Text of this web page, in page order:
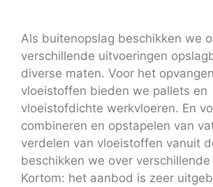
Als buitenopslag beschikken we
verschillende uitvoeringen
diverse maten. Voor het
vloeistoffen bieden we pallets en
vloeistofdichte werkvloeren. En
combineren en opstapelen van
verdelen van vloeistoffen vanuit
beschikken we over
Kortom: het aanbod is zeer